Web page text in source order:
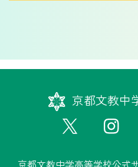
京都文教中
京都文教中学高等学校公式